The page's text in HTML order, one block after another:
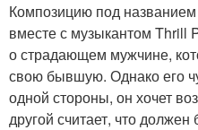
Композицию под
вместе с музыкантом Thrill
о страдающем мужчине,
свою бывшую. Однако его
одной стороны, он хочет
другой считает, что должен